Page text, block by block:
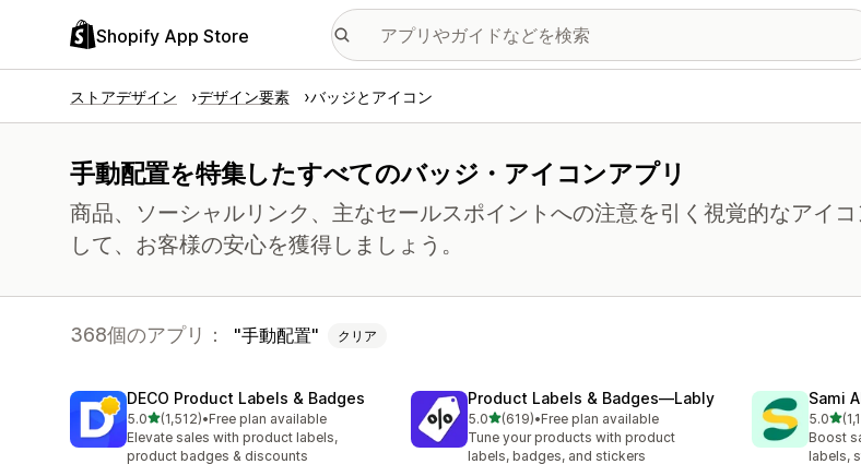
Shopify App Store
ストアデザイン デザイン要素 バッジとアイコン
手動配置を特集したすべてのバッジ・アイコンアプリ
商品、ソーシャルリンク、主なセールスポイントへの注意を引く視覚的なアイコ
して、お客様の安心を獲得しましょう。
368個のアプリ： 手動配置 クリア
DECO Product Labels & Badges
5.05つ星中
(1,512)
合計レビュー数：1512件
•Free plan available
Elevate sales with product labels,
product badges & discounts
Product Labels & Badges—Lably
5.05つ星中
(619)
合計レビュー数：619件
•Free plan available
Tune your products with product
labels, badges, and stickers
Sami
5.05つ
合計レ
Boost
labels,